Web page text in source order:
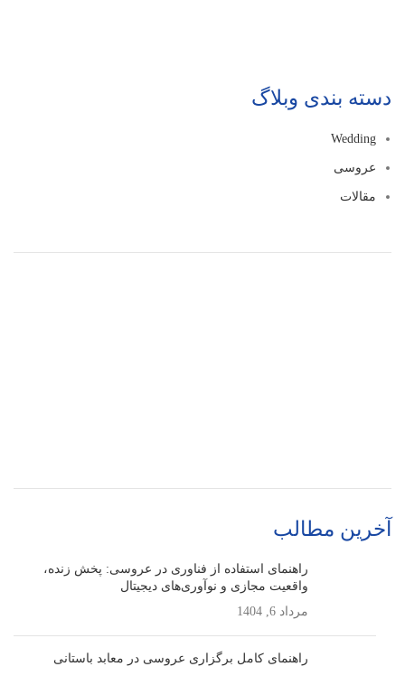
دسته بندی وبلاگ
Wedding
عروسی
مقالات
آخرین مطالب
راهنمای استفاده از فناوری در عروسی: پخش زنده،
واقعیت مجازی و نوآوری‌های دیجیتال
مرداد 6, 1404
راهنمای کامل برگزاری عروسی در معابد باستانی